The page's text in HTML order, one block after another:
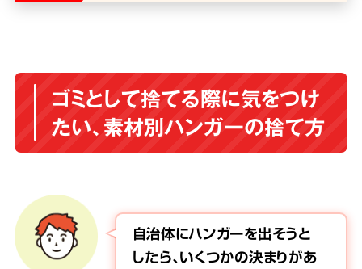
ゴミとして捨てる際に気をつけ
たい、素材別ハンガーの捨て方
自治体にハンガーを出そうと
したら、いくつかの決まりがあ